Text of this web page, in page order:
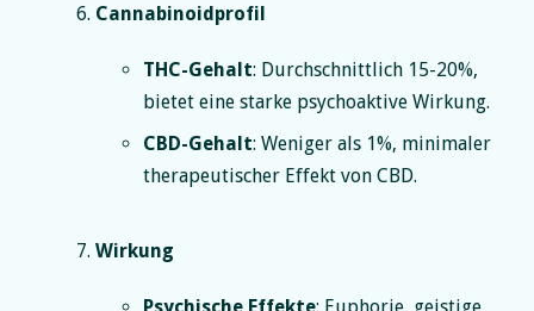
Cannabinoidprofil
THC-Gehalt: Durchschnittlich 15-20%,
bietet eine starke psychoaktive Wirkung.
CBD-Gehalt: Weniger als 1%, minimaler
therapeutischer Effekt von CBD.
Wirkung
Psychische Effekte: Euphorie, geistige